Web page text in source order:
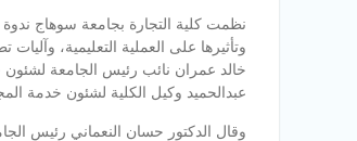
نظمت كلية التجارة بجامعة سوهاج ندوة
وتأثيرها على العملية التعليمية،
خالد عمران نائب رئيس الجامعة لشئون
عبدالحميد وكيل الكلية لشئون خدمة
وقال الدكتور حسان النعماني رئيس